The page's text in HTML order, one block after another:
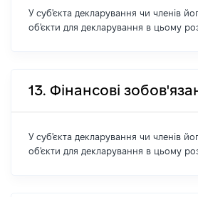
У суб'єкта декларування чи членів
об'єкти для декларування в цьому
13. Фінансові
У суб'єкта декларування чи членів
об'єкти для декларування в цьому